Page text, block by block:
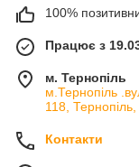
100%
Працює з
м. Тернопіль
м.Тернопіль
118,
Контакти